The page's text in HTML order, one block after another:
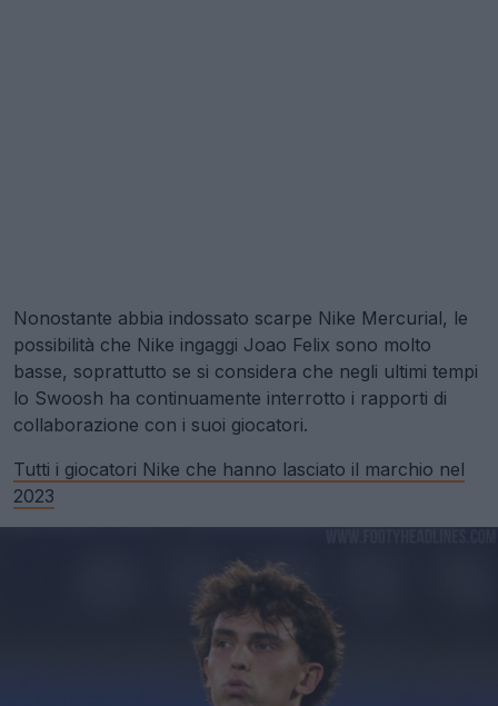
Nonostante abbia indossato scarpe Nike Mercurial, le
possibilità che Nike ingaggi Joao Felix sono molto
basse, soprattutto se si considera che negli ultimi tempi
lo Swoosh ha continuamente interrotto i rapporti di
collaborazione con i suoi giocatori.
Tutti i giocatori Nike che hanno lasciato il marchio nel
2023